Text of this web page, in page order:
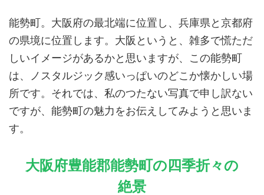
能勢町。大阪府の最北端に位置し、兵庫県と京都府
の県境に位置します。大阪というと、雑多で慌ただ
しいイメージがあるかと思いますが、この能勢町
は、ノスタルジック感いっぱいのどこか懐かしい場
所です。それでは、私のつたない写真で申し訳ない
ですが、能勢町の魅力をお伝えしてみようと思いま
す。
大阪府豊能郡能勢町の四季折々の
絶景